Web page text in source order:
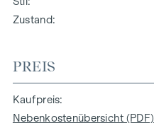
Zustand
PREIS
Kaufpreis
Nebenkostenübersicht (PDF)